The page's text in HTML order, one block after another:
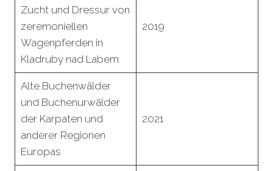
Zucht und Dressur von
zeremoniellen
Wagenpferden in
Kladruby nad Labem
2019
Alte Buchenwälder
und Buchenurwälder
der Karpaten und
anderer Regionen
Europas
2021